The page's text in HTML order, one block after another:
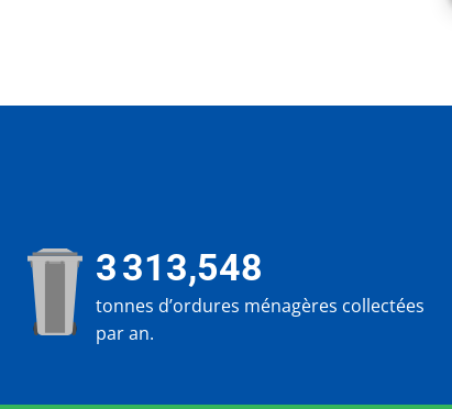
3 313,548
tonnes d’ordures ménagères collectées
par an.